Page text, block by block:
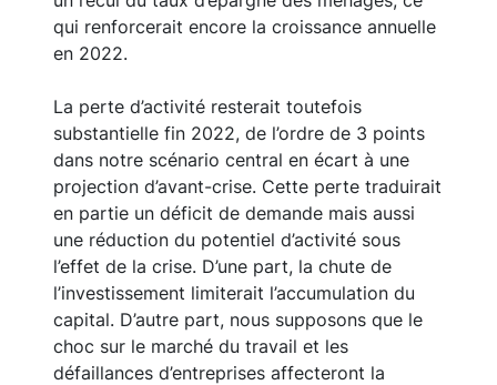
l’Eurosystème pour la zone euro, nous faisons
en effet l’hypothèse qu’à mi-2021, des
avancées médicales permettraient de lever les
d’amplifier la confiance des ménages et des
entreprises, et le rebond de l’activité amorcé
fin 2021 se prolongerait en 2022, soutenu par
un recul du taux d’épargne des ménages, ce
qui renforcerait encore la croissance annuelle
en 2022.
La perte d’activité resterait toutefois
substantielle fin 2022, de l’ordre de 3 points
dans notre scénario central en écart à une
projection d’avant-crise. Cette perte traduirait